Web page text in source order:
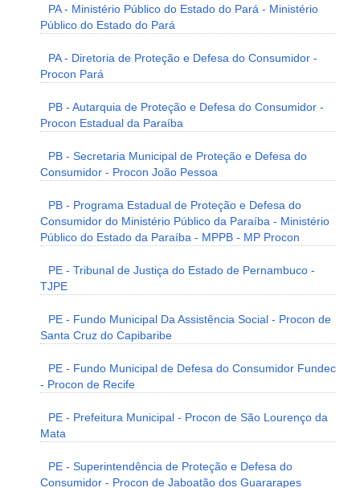
PA - Ministério Público do Estado do Pará - Ministério
Público do Estado do Pará
PA - Diretoria de Proteção e Defesa do Consumidor -
Procon Pará
PB - Autarquia de Proteção e Defesa do Consumidor -
Procon Estadual da Paraíba
PB - Secretaria Municipal de Proteção e Defesa do
Consumidor - Procon João Pessoa
PB - Programa Estadual de Proteção e Defesa do
Consumidor do Ministério Público da Paraíba - Ministério
Público do Estado da Paraíba - MPPB - MP Procon
PE - Tribunal de Justiça do Estado de Pernambuco -
TJPE
PE - Fundo Municipal Da Assistência Social - Procon de
Santa Cruz do Capibaribe
PE - Fundo Municipal de Defesa do Consumidor Fundec
- Procon de Recife
PE - Prefeitura Municipal - Procon de São Lourenço da
Mata
PE - Superintendência de Proteção e Defesa do
Consumidor - Procon de Jaboatão dos Guararapes